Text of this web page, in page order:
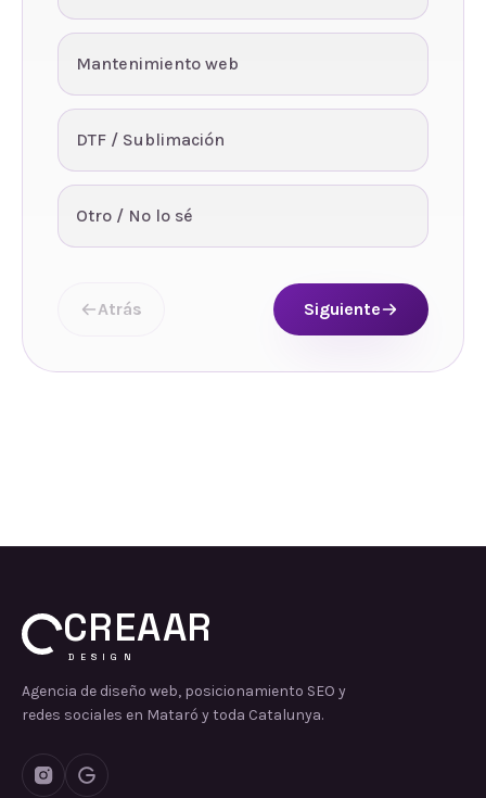
Mantenimiento web
DTF / Sublimación
Otro / No lo sé
Atrás Siguiente
CREAAR
DESIGN
Agencia de diseño web, posicionamiento SEO y
redes sociales en Mataró y toda Catalunya.